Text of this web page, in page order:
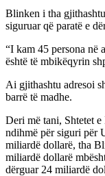
Blinken i tha
siguruar që paratë e
“I kam 45 persona në
është të mbikëqyrin
Ai gjithashtu adresoi
barrë të madhe.
Deri më tani, Shtetet
ndihmë për siguri për
miliardë dollarë, tha
miliardë dollarë
dërguar 24 miliardë